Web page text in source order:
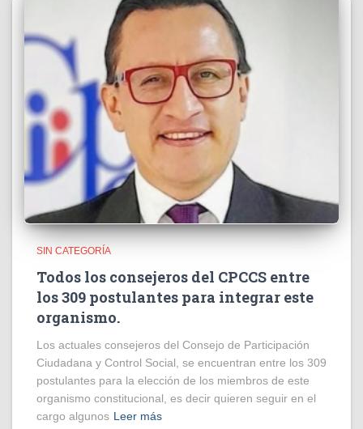
SIN CATEGORÍA
Todos los consejeros del CPCCS entre
los 309 postulantes para integrar este
organismo.
Los actuales consejeros del Consejo de Participación
Ciudadana y Control Social, se encuentran entre los 309
postulantes para la elección de los miembros de este
organismo constitucional, es decir quieren seguir en el
cargo algunos Leer más